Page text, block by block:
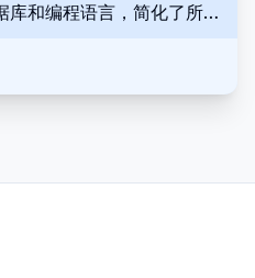
和编程语言，简化了所有